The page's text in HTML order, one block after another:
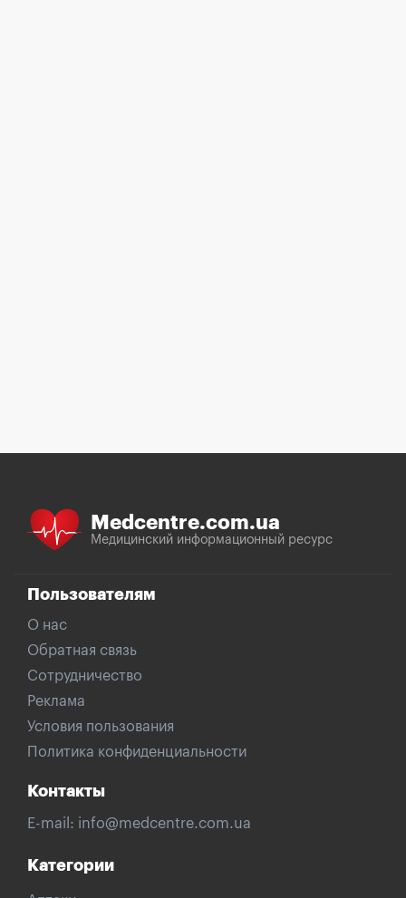
Medcentre.com.ua
Медицинский информационный ресурс
Пользователям
О нас
Обратная связь
Сотрудничество
Реклама
Условия пользования
Политика конфиденциальности
Контакты
E-mail: info@medcentre.com.ua
Категории